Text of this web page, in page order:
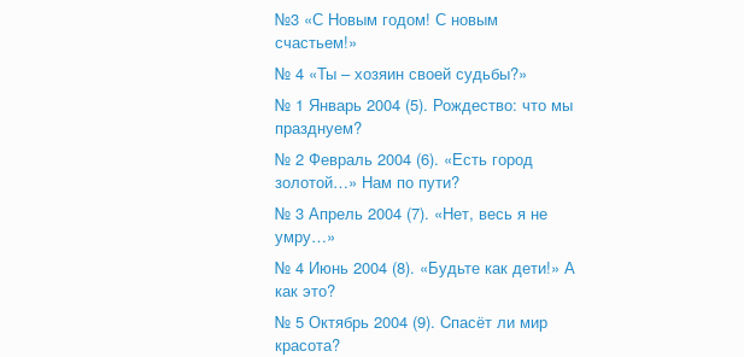
№3 «С Новым годом! С новым
счастьем!»
№ 4 «Ты – хозяин своей судьбы?»
№ 1 Январь 2004 (5). Рождество: что мы
празднуем?
№ 2 Февраль 2004 (6). «Есть город
золотой…» Нам по пути?
№ 3 Апрель 2004 (7). «Нет, весь я не
умру…»
№ 4 Июнь 2004 (8). «Будьте как дети!» А
как это?
№ 5 Октябрь 2004 (9). Cпасёт ли мир
красота?